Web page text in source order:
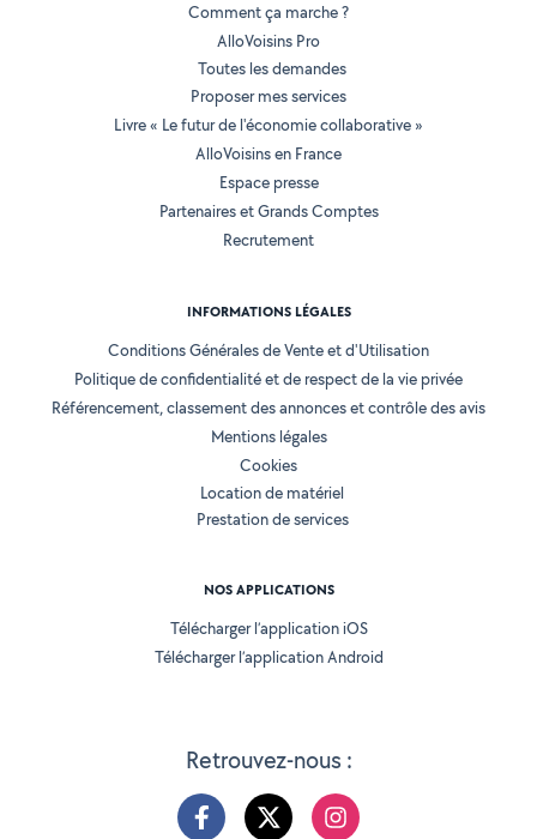
Retrouvez-nous :
Comment ça marche ?
AlloVoisins Pro
Toutes les demandes
Proposer mes services
Livre « Le futur de l'économie collaborative »
AlloVoisins en France
Espace presse
Partenaires et Grands Comptes
Recrutement
INFORMATIONS LÉGALES
Conditions Générales de Vente et d'Utilisation
Politique de confidentialité et de respect de la vie privée
Référencement, classement des annonces et contrôle des avis
Mentions légales
Cookies
Location de matériel
Prestation de services
NOS APPLICATIONS
Télécharger l’application iOS
Télécharger l’application Android